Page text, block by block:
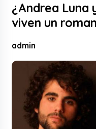
¿Andrea Luna
viven un
admin